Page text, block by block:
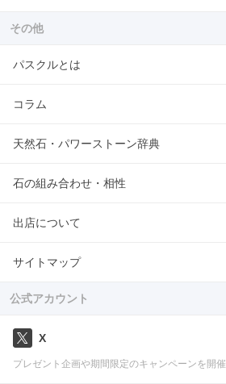
その他
パスクルとは
コラム
天然石・パワーストーン辞典
石の組み合わせ・相性
出店について
サイトマップ
公式アカウント
X
プレゼント企画や期間限定のキャンペーンを開催